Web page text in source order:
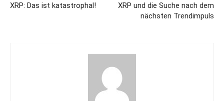
XRP: Das ist katastrophal!
XRP und die Suche nach dem
nächsten Trendimpuls